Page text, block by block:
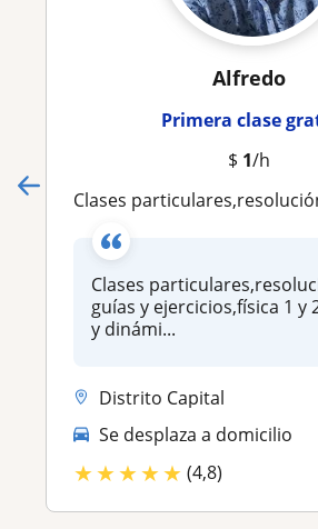
Alfredo
Primera clase
$ 1/h
Clases particulares,resolución de guías y ejercicios,física 1 y 2. Estática y
Clases
guías y ejercicios,física 1 y
y dinámi...
Distrito Capital
Se desplaza a domicilio
★★★★★ (4,8)